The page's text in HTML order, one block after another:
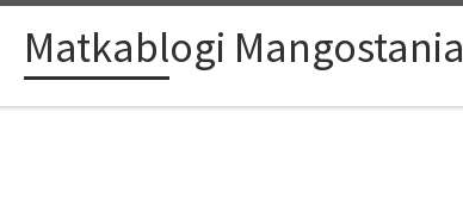
Matkablogi Mangostania